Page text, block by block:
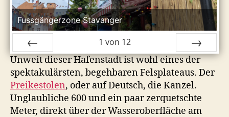
Fussgängerzone Stavanger
ZURÜCK
1 von 12
VOR
Unweit dieser Hafenstadt ist wohl eines der
spektakulärsten, begehbaren Felsplateaus. Der
Preikestolen, oder auf Deutsch, die Kanzel.
Unglaubliche 600 und ein paar zerquetschte
Meter, direkt über der Wasseroberfläche am